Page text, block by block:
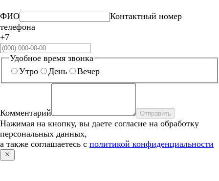
ФИО
Контактный номер
телефона
+7
Удобное время звонка
Утро
День Вечер
Комментарий Отправить
Нажимая на кнопку, вы даете согласие на обработку
персональных данных,
а также соглашаетесь с политикой конфиденциальности